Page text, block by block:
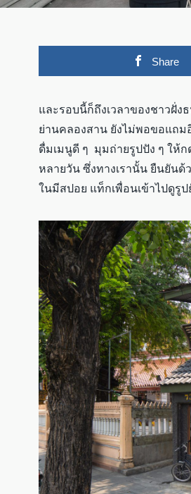
Share
และรอบนี้ก็ถึงเวลาของชาวฝั่ง
ย่านคลองสาน ยังไม่พอขอแถม
ดื่มเมนูดี ๆ มุมถ่ายรูปปัง ๆ ให้
หลายวัน ซึ่งทางเรานั้น ยืนยัน
ในมีสปอย แท็กเพื่อนเข้าไปดูรู